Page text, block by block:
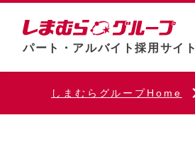
パート・アルバイト採用サイト
しまむらグループHome